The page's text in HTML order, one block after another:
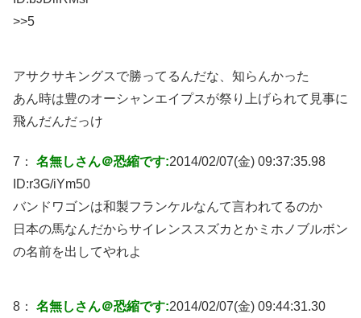
>>5
アサクサキングスで勝ってるんだな、知らんかった
あん時は豊のオーシャンエイプスが祭り上げられて見事に
飛んだんだっけ
7： 名無しさん＠恐縮です:2014/02/07(金) 09:37:35.98
ID:r3G/iYm50
バンドワゴンは和製フランケルなんて言われてるのか
日本の馬なんだからサイレンススズカとかミホノブルボン
の名前を出してやれよ
8： 名無しさん＠恐縮です:2014/02/07(金) 09:44:31.30